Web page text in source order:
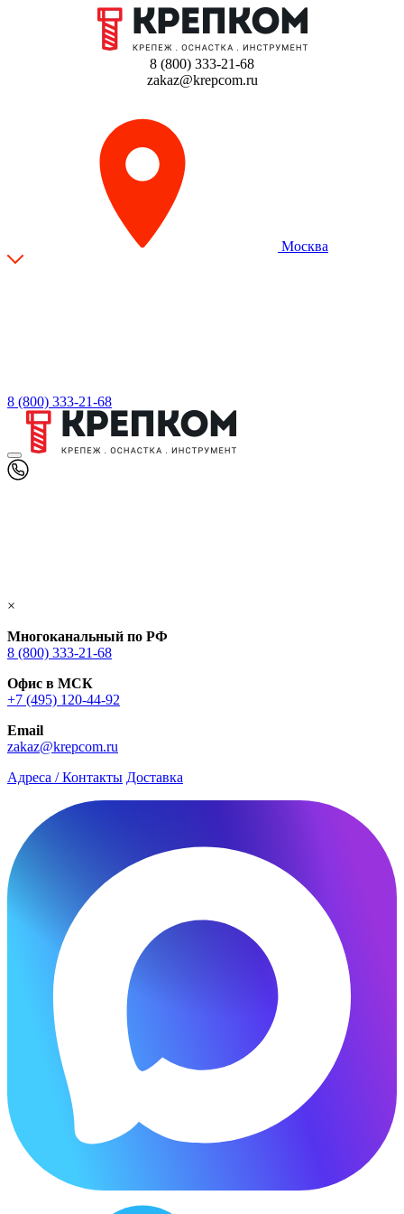
8 (800) 333-21-68
zakaz@krepcom.ru
Москва
8 (800) 333-21-68
×
Многоканальный по РФ
8 (800) 333‑21-68
Офис в МСК
+7 (495) 120-44-92
Email
zakaz@krepcom.ru
Адреса / Контакты Доставка